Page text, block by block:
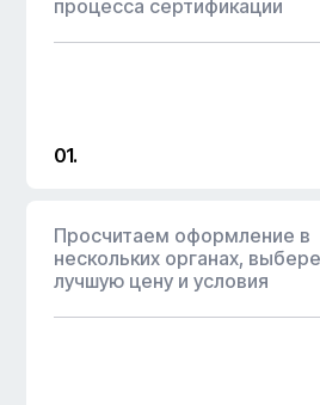
процесса сертификации
01.
Просчитаем оформление в
нескольких органах,
лучшую цену и условия